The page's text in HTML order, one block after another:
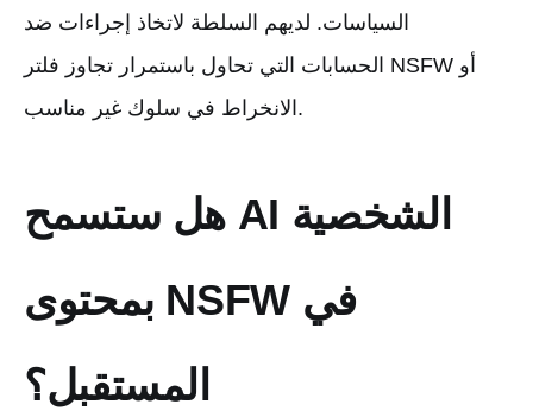
السياسات. لديهم السلطة لاتخاذ إجراءات ضد
الحسابات التي تحاول باستمرار تجاوز فلتر NSFW أو
الانخراط في سلوك غير مناسب.
هل ستسمح AI الشخصية
بمحتوى NSFW في
المستقبل؟